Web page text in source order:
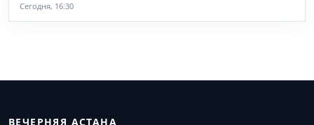
Сегодня, 16:30
ВЕЧЕРНЯЯ АСТАНА